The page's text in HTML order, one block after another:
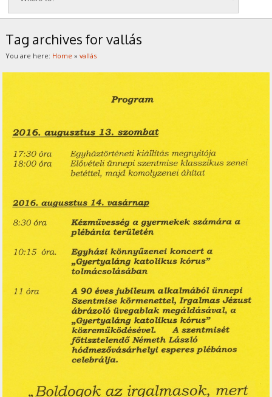
Tag archives for vallás
You are here: Home » vallás